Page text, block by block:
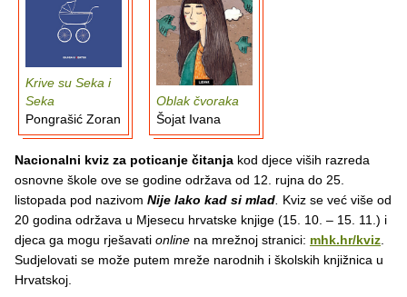
Krive su Seka i
Seka
Pongrašić Zoran
Oblak čvoraka
Šojat Ivana
Nacionalni kviz za poticanje čitanja kod djece viših razreda
osnovne škole ove se godine održava od 12. rujna do 25.
listopada pod nazivom Nije lako kad si mlad Kviz se već više od
20 godina održava u Mjesecu hrvatske knjige (15. 10. – 15. 11.) i
djeca ga mogu rješavati online na mrežnoj stranici: mhk.hr/kviz
Sudjelovati se može putem mreže narodnih i školskih knjižnica u
Hrvatskoj.